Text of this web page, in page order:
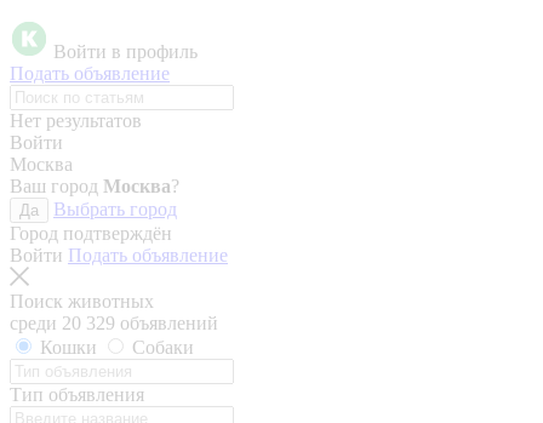
Войти в профиль
Подать объявление
Нет результатов
Войти
Москва
Ваш город Москва?
Да
Выбрать город
Город подтверждён
Войти Подать объявление
Поиск животных
среди 20 329 объявлений
Кошки
Собаки
Тип объявления